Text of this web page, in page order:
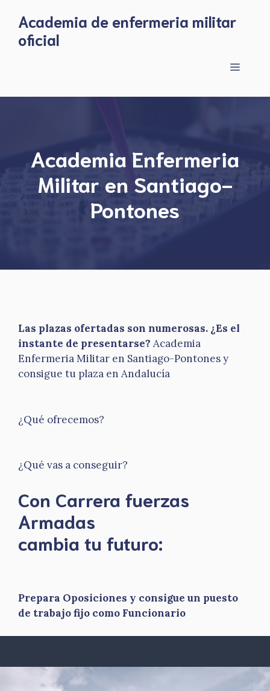
content
Academia de enfermeria militar
oficial
Menu
Academia Enfermeria
Militar en Santiago-
Pontones
Las plazas ofertadas son numerosas. ¿Es el
instante de presentarse? Academia
Enfermeria Militar en Santiago-Pontones y
consigue tu plaza en Andalucía
¿Qué ofrecemos?
¿Qué vas a conseguir?
Con Carrera fuerzas
Armadas
​cambia tu futuro:
Prepara Oposiciones y consigue un puesto
de trabajo fijo como Funcionario